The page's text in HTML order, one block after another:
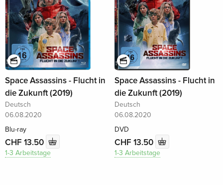
Space Assassins - Flucht in
die Zukunft (2019)
Deutsch
06.08.2020
Blu-ray
CHF 13.50
1-3 Arbeitstage
Space Assassins - Flucht in
die Zukunft (2019)
Deutsch
06.08.2020
DVD
CHF 13.50
1-3 Arbeitstage